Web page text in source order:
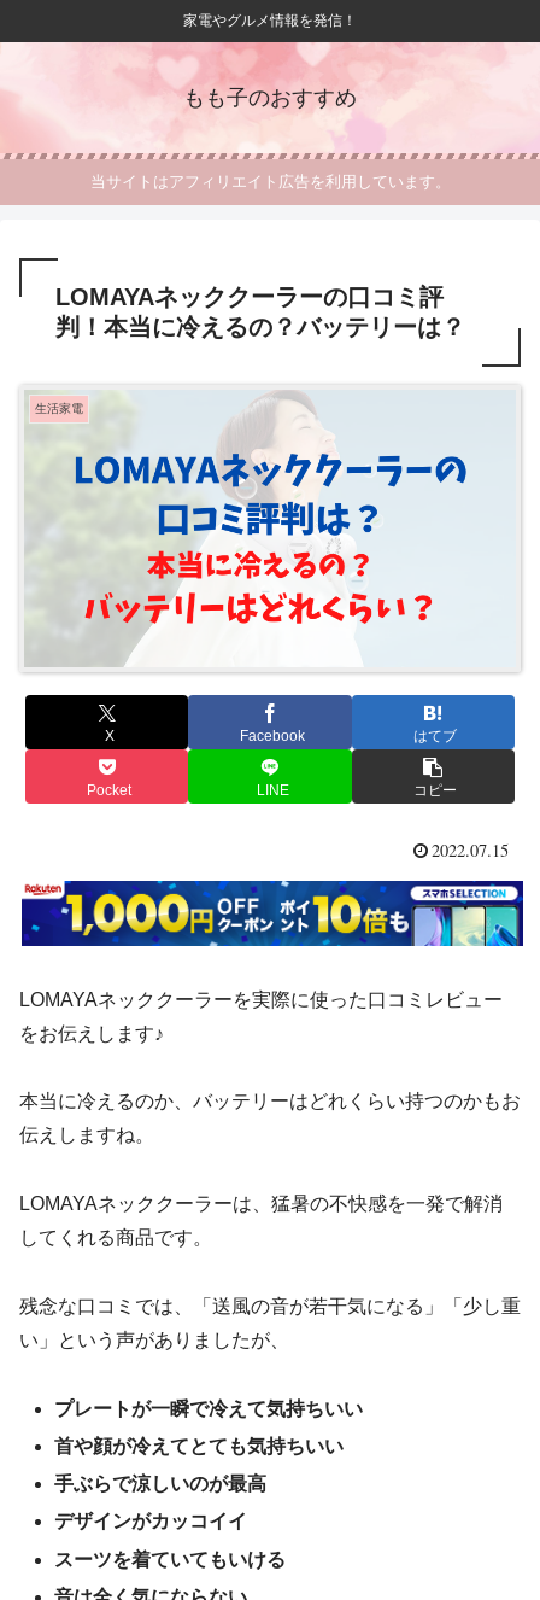
家電やグルメ情報を発信！
もも子のおすすめ
当サイトはアフィリエイト広告を利用しています。
LOMAYAネッククーラーの口コミ評
判！本当に冷えるの？バッテリーは？
生活家電
X Facebook はてブ
Pocket LINE コピー
2022.07.15
LOMAYAネッククーラーを実際に使った口コミレビュー
をお伝えします♪
本当に冷えるのか、バッテリーはどれくらい持つのかもお
伝えしますね。
LOMAYAネッククーラーは、猛暑の不快感を一発で解消
してくれる商品です。
残念な口コミでは、「送風の音が若干気になる」「少し重
い」という声がありましたが、
プレートが一瞬で冷えて気持ちいい
首や顔が冷えてとても気持ちいい
手ぶらで涼しいのが最高
デザインがカッコイイ
スーツを着ていてもいける